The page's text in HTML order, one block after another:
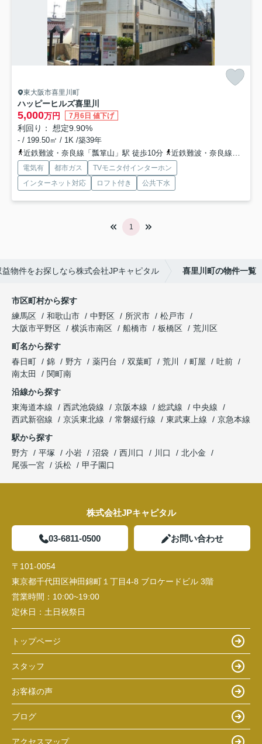
東大阪市喜里川町
ハッピーヒルズ喜里川
5,000万円 7月6日 値下げ
利回り： 想定9.90%
- / 199.50㎡ / 1K /築39年
近鉄難波・奈良線「瓢箪山」駅 徒歩10分
近鉄難波・奈良線「枚岡」駅 徒歩9分
電気有 都市ガス
TVモニタ付インターホン
インターネット対応
ロフト付き 公共下水
1
物件をお探しなら株式会社JPキャピタル 喜里川町の物件一覧
市区町村から探す
練馬区
和歌山市 中野区 所沢市
松戸市
大阪市平野区
横浜市南区 船橋市 板橋区
荒川区
町名から探す
春日町
錦 野方 薬円台 双葉町 荒川 町屋
吐前
南太田
関町南
沿線から探す
東海道本線
西武池袋線 京阪本線 総武線
中央線
西武新宿線
京浜東北線 常磐緩行線 東武東上線
京急本線
駅から探す
野方
平塚 小岩 沼袋 西川口 川口
北小金
尾張一宮
浜松 甲子園口
株式会社JPキャピタル
03-6811-0500 お問い合わせ
〒101-0054
東京都千代田区神田錦町１丁目4-8 ブロケードビル 3階
営業時間： 10:00~19:00
定休日： 土日祝祭日
トップページ
スタッフ
お客様の声
ブログ
アクセスマップ